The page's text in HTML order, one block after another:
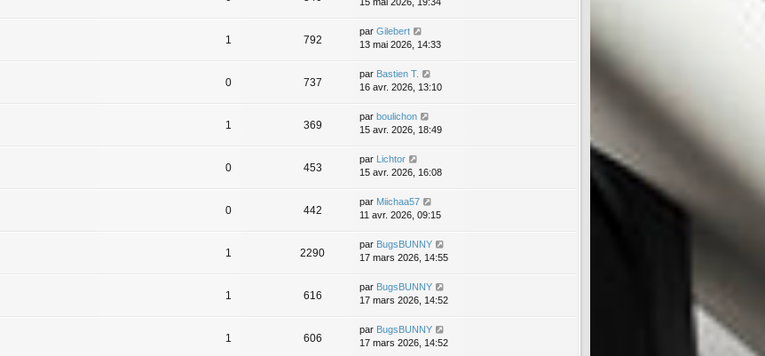
1 792
par Gilebert
13 mai 2026, 14:33
0 737
par Bastien T.
16 avr. 2026, 13:10
1 369
par boulichon
15 avr. 2026, 18:49
0 453
par Lichtor
15 avr. 2026, 16:08
0 442
par Miichaa57
11 avr. 2026, 09:15
1 2290
par BugsBUNNY
17 mars 2026, 14:55
1 616
par BugsBUNNY
17 mars 2026, 14:52
1 606
par BugsBUNNY
17 mars 2026, 14:52